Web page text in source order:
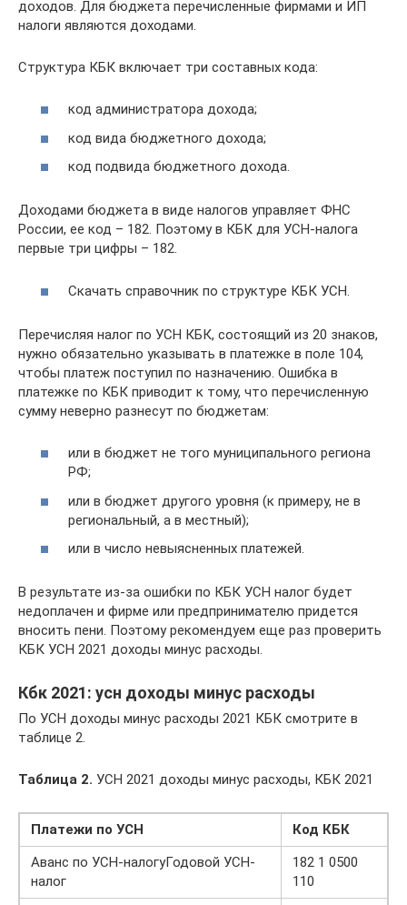
доходов. Для бюджета перечисленные фирмами и ИП
налоги являются доходами.
Структура КБК включает три составных кода:
код администратора дохода;
код вида бюджетного дохода;
код подвида бюджетного дохода.
Доходами бюджета в виде налогов управляет ФНС
России, ее код – 182. Поэтому в КБК для УСН-налога
первые три цифры – 182.
Скачать справочник по структуре КБК УСН.
Перечисляя налог по УСН КБК, состоящий из 20 знаков,
нужно обязательно указывать в платежке в поле 104,
чтобы платеж поступил по назначению. Ошибка в
платежке по КБК приводит к тому, что перечисленную
сумму неверно разнесут по бюджетам:
или в бюджет не того муниципального региона
РФ;
или в бюджет другого уровня (к примеру, не в
региональный, а в местный);
или в число невыясненных платежей.
В результате из-за ошибки по КБК УСН налог будет
недоплачен и фирме или предпринимателю придется
вносить пени. Поэтому рекомендуем еще раз проверить
КБК УСН 2021 доходы минус расходы.
Кбк 2021: усн доходы минус расходы
По УСН доходы минус расходы 2021 КБК смотрите в
таблице 2.
Таблица 2. УСН 2021 доходы минус расходы, КБК 2021
Платежи по УСН
Код КБК
Аванс по УСН-налогуГодовой УСН-
налог
182 1 0500
110